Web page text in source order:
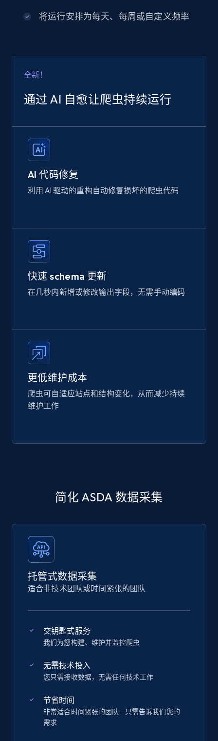
将运行安排为每天、每周或自定义频率
全新！
通过 AI 自愈让爬虫持续运行
AI 代码修复
利用 AI 驱动的重构自动修复损坏的爬虫代码
快速 schema 更新
在几秒内新增或修改输出字段，无需手动编码
更低维护成本
爬虫可自适应站点和结构变化，从而减少持续
维护工作
简化 ASDA 数据采集
托管式数据采集
适合非技术团队或时间紧张的团队
交钥匙式服务
我们为您构建、维护并监控爬虫
无需技术投入
您只需接收数据，无需任何技术工作
节省时间
非常适合时间紧张的团队—只需告诉我们您的
需求